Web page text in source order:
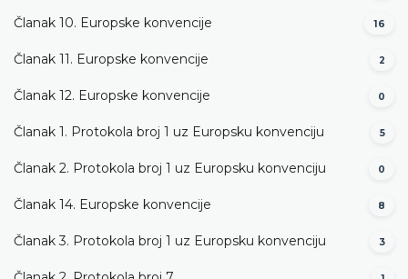
Članak 10. Europske konvencije 16
Članak 11. Europske konvencije 2
Članak 12. Europske konvencije 0
Članak 1. Protokola broj 1 uz Europsku konvenciju 5
Članak 2. Protokola broj 1 uz Europsku konvenciju 0
Članak 14. Europske konvencije 8
Članak 3. Protokola broj 1 uz Europsku konvenciju 3